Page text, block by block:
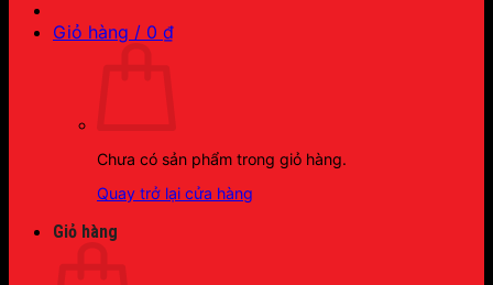
Giỏ hàng / 0 ₫
Chưa có sản phẩm trong giỏ hàng.
Quay trở lại cửa hàng
Giỏ hàng